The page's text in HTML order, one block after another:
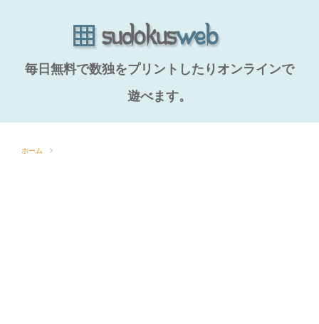
毎日無料で数独をプリントしたりオンラインで
遊べます。
ホーム